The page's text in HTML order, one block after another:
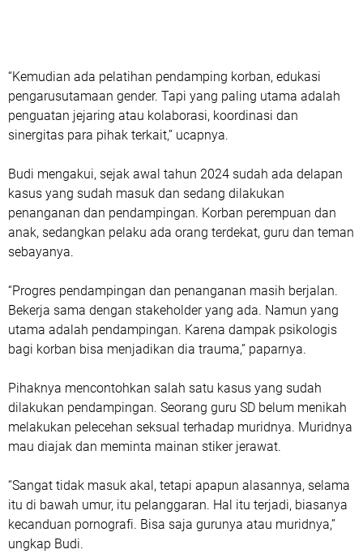
“Kemudian ada pelatihan pendamping korban, edukasi
pengarusutamaan gender. Tapi yang paling utama adalah
penguatan jejaring atau kolaborasi, koordinasi dan
sinergitas para pihak terkait,” ucapnya.
Budi mengakui, sejak awal tahun 2024 sudah ada delapan
kasus yang sudah masuk dan sedang dilakukan
penanganan dan pendampingan. Korban perempuan dan
anak, sedangkan pelaku ada orang terdekat, guru dan teman
sebayanya.
“Progres pendampingan dan penanganan masih berjalan.
Bekerja sama dengan stakeholder yang ada. Namun yang
utama adalah pendampingan. Karena dampak psikologis
bagi korban bisa menjadikan dia trauma,” paparnya.
Pihaknya mencontohkan salah satu kasus yang sudah
dilakukan pendampingan. Seorang guru SD belum menikah
melakukan pelecehan seksual terhadap muridnya. Muridnya
mau diajak dan meminta mainan stiker jerawat.
“Sangat tidak masuk akal, tetapi apapun alasannya, selama
itu di bawah umur, itu pelanggaran. Hal itu terjadi, biasanya
kecanduan pornografi. Bisa saja gurunya atau muridnya,”
ungkap Budi.